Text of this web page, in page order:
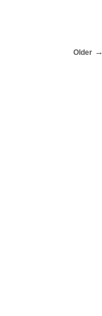
Older